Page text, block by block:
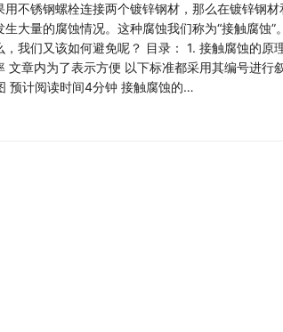
用不锈钢螺栓连接两个镀锌钢材，那么在镀锌钢
生大量的腐蚀情况。这种腐蚀我们称为“接触腐蚀”
，我们又该如何避免呢？ 目录： 1. 接触腐蚀的原
文章内为了表示方便 以下标准都采用其编号进行
预计阅读时间4分钟 接触腐蚀的…